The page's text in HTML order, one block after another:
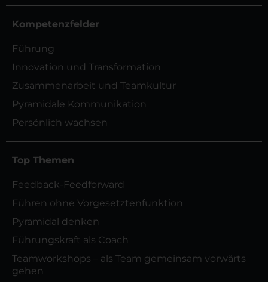
Kompetenzfelder
Führung
Innovation und Transformation
Zusammenarbeit und Teamkultur
Pyramidale Kommunikation
Persönlich wachsen
Top Themen
Feedback-Feedforward
Führen ohne Vorgesetztenfunktion
Pyramidal denken
Führungskraft als Coach
Teamworkshops – als Team gemeinsam vorwärts
gehen